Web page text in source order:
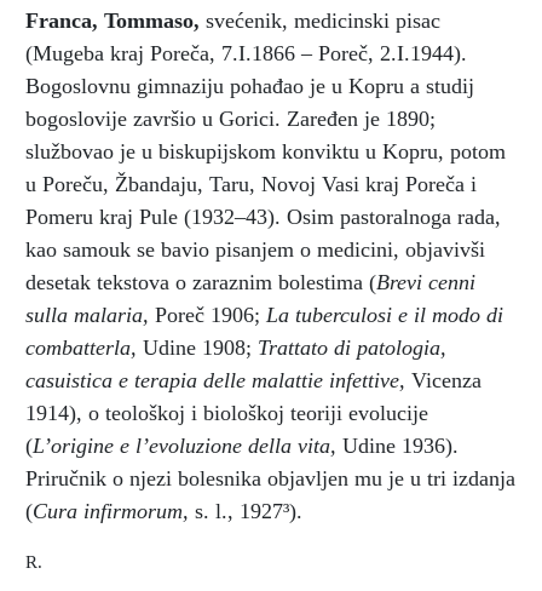
Franca, Tommaso, svećenik, medicinski pisac
(Mugeba kraj Poreča, 7.I.1866 – Poreč, 2.I.1944).
Bogoslovnu gimnaziju pohađao je u Kopru a studij
bogoslovije završio u Gorici. Zaređen je 1890;
službovao je u biskupijskom konviktu u Kopru, potom
u Poreču, Žbandaju, Taru, Novoj Vasi kraj Poreča i
Pomeru kraj Pule (1932–43). Osim pastoralnoga rada,
kao samouk se bavio pisanjem o medicini, objavivši
desetak tekstova o zaraznim bolestima (Brevi cenni
sulla malaria, Poreč 1906; La tuberculosi e il modo di
combatterla, Udine 1908; Trattato di patologia,
casuistica e terapia delle malattie infettive, Vicenza
1914), o teološkoj i biološkoj teoriji evolucije
(L’origine e l’evoluzione della vita, Udine 1936).
Priručnik o njezi bolesnika objavljen mu je u tri izdanja
(Cura infirmorum, s. l., 1927³).
R.